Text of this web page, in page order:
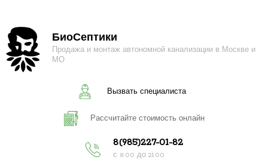
БиоСептики
Продажа и монтаж автономной канализации в Москве и
МО
Вызвать специалиста
Рассчитайте стоимость онлайн
8(985)227-01-82
с 8:00 до 21:00